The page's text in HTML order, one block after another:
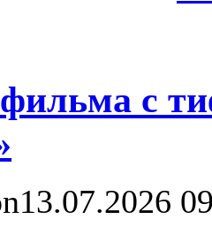
с
13.07.2026